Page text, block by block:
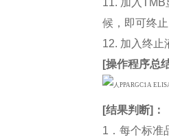
11. 加入
候，即可终
12. 加入终止
[操作程序总
[结果判断]：
1．每个标准